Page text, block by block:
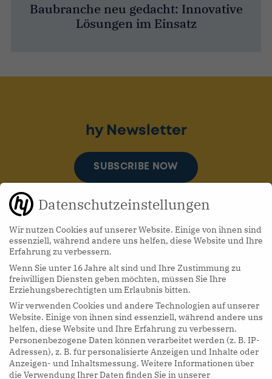
Baubranche neu gedacht: Innovative
Lösungen im Einsatz
hy Podcasts
LISTEN NOW
hy Newsletter
SUBSCRIBE NOW
Datenschutzeinstellungen
Wir nutzen Cookies auf unserer Website. Einige von ihnen sind
essenziell, während andere uns helfen, diese Website und Ihre
Erfahrung zu verbessern.
Wenn Sie unter 16 Jahre alt sind und Ihre Zustimmung zu
freiwilligen Diensten geben möchten, müssen Sie Ihre
Erziehungsberechtigten um Erlaubnis bitten.
Wir verwenden Cookies und andere Technologien auf unserer
Website. Einige von ihnen sind essenziell, während andere uns
helfen, diese Website und Ihre Erfahrung zu verbessern.
Personenbezogene Daten können verarbeitet werden (z. B. IP-
Adressen), z. B. für personalisierte Anzeigen und Inhalte oder
Anzeigen- und Inhaltsmessung. Weitere Informationen über
die Verwendung Ihrer Daten finden Sie in unserer